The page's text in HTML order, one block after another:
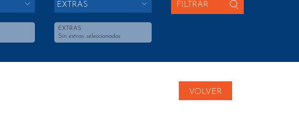
EXTRAS
EXTRAS
Sin extras seleccionados
FILTRAR
VOLVER